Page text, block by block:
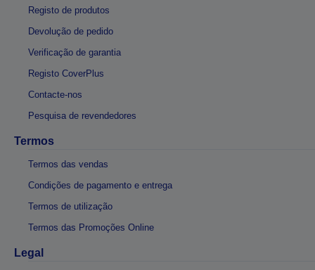
Registo de produtos
Devolução de pedido
Verificação de garantia
Registo CoverPlus
Contacte-nos
Pesquisa de revendedores
Termos
Termos das vendas
Condições de pagamento e entrega
Termos de utilização
Termos das Promoções Online
Legal